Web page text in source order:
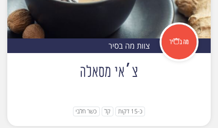
צוות מה בסיר
צ׳אי מסאלה
כ-15 דקות קל כשר חלבי